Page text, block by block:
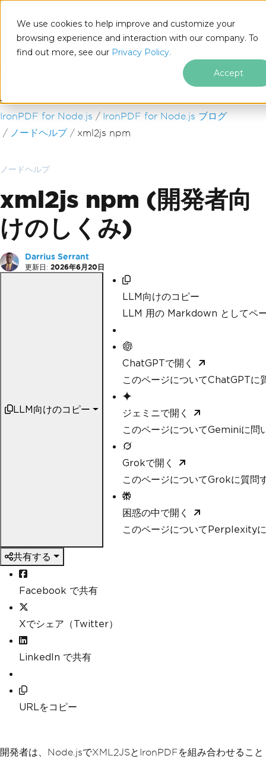
We use cookies to help improve and customize your
browsing experience and interaction with our company. To
find out more, see our Privacy Policy.
Accept
フッターコンテンツにスキップ
IronPDF for Node.js
IronPDF for Node.js ブログ
ノードヘルプ
xml2js npm
ノードヘルプ
xml2js npm (開発者向
けのしくみ)
Darrius Serrant
更新日: 2026年6月20日
LLM向けのコピー
LLM向けのコピー
LLM 用の Markdown としてペ
ChatGPTで開く
このページについてChatGPTに
ジェミニで開く
このページについてGeminiに問
Grokで開く
このページについてGrokに質問
困惑の中で開く
このページについてPerplexity
共有する
Facebook で共有
Xでシェア（Twitter）
LinkedIn で共有
URLをコピー
開発者は、Node.jsでXML2JSとIronPDFを組み合わせること